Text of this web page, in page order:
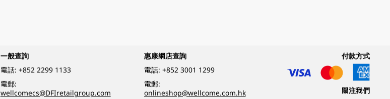
一般查詢
電話: +852 2299 1133
電郵:
wellcomecs@DFIretailgroup.com
惠康網店查詢
電話: +852 3001 1299
電郵:
onlineshop@wellcome.com.hk
付款方式
關注我們